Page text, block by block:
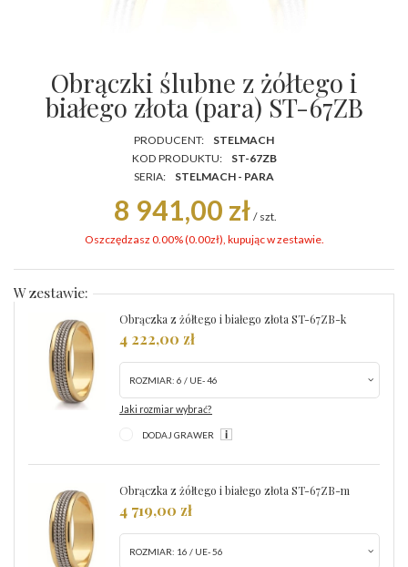
Obrączki ślubne z żółtego i
białego złota (para) ST-67ZB
PRODUCENT:
STELMACH
KOD PRODUKTU:
ST-67ZB
SERIA:
STELMACH - PARA
8 941,00 zł / szt.
Oszczędzasz 0.00% (0.00zł), kupując w zestawie.
W zestawie:
Obrączka z żółtego i białego złota ST-67ZB-k
4 222,00 zł
ROZMIAR: 6 / UE- 46
Jaki rozmiar wybrać?
DODAJ GRAWER
Obrączka z żółtego i białego złota ST-67ZB-m
4 719,00 zł
ROZMIAR: 16 / UE- 56